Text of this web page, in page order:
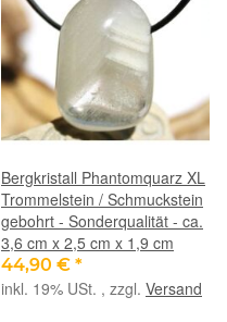
Bergkristall Phantomquarz XL
Trommelstein / Schmuckstein
gebohrt - Sonderqualität - ca.
3,6 cm x 2,5 cm x 1,9 cm
44,90 € *
inkl. 19% USt. , zzgl. Versand